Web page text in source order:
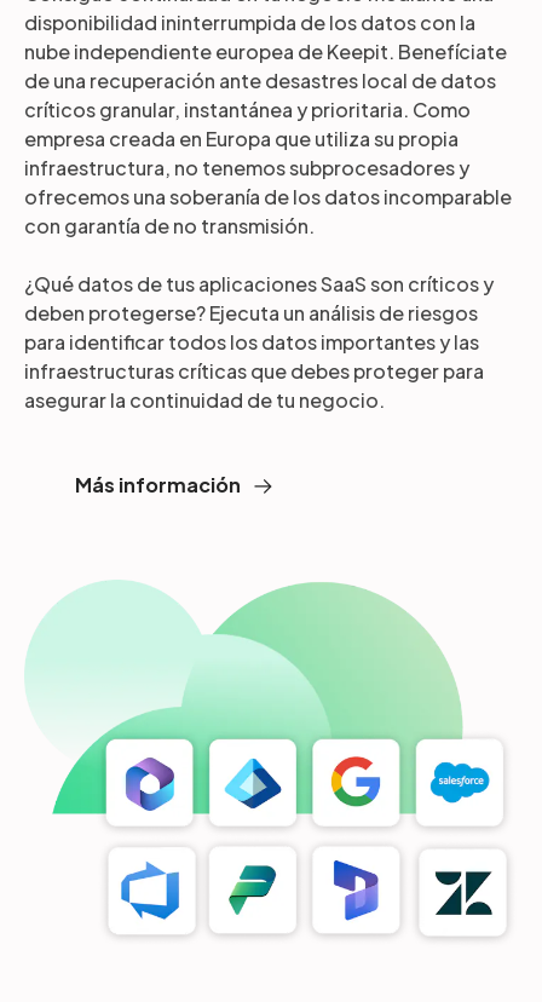
disponibilidad ininterrumpida de los datos con la
nube independiente europea de Keepit. Benefíciate
de una recuperación ante desastres local de datos
críticos granular, instantánea y prioritaria. Como
empresa creada en Europa que utiliza su propia
infraestructura, no tenemos subprocesadores y
ofrecemos una soberanía de los datos incomparable
con garantía de no transmisión.
¿Qué datos de tus aplicaciones SaaS son críticos y
deben protegerse? Ejecuta un análisis de riesgos
para identificar todos los datos importantes y las
infraestructuras críticas que debes proteger para
asegurar la continuidad de tu negocio.
Más información